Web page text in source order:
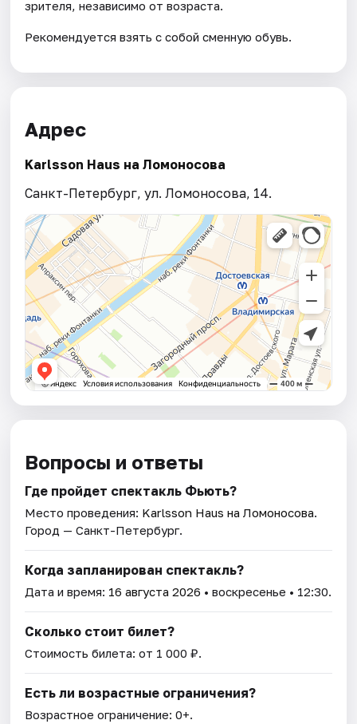
зрителя, независимо от возраста.
Рекомендуется взять с собой сменную обувь.
Адрес
Karlsson Haus на Ломоносова
Санкт-Петербург, ул. Ломоносова, 14.
Вопросы и ответы
Где пройдет спектакль Фьють?
Место проведения: Karlsson Haus на Ломоносова.
Город — Санкт-Петербург.
Когда запланирован спектакль?
Дата и время: 16 августа 2026 • воскресенье • 12:30.
Сколько стоит билет?
Стоимость билета: от 1 000 ₽.
Есть ли возрастные ограничения?
Возрастное ограничение: 0+.